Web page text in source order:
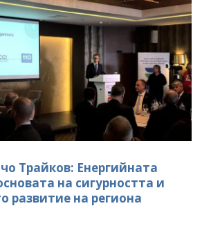
Трайков: Енергийната
на сигурността и
развитие на региона